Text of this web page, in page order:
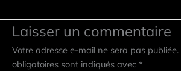
Laisser un commentaire
Votre adresse e-mail ne sera pas publiée.
obligatoires sont indiqués avec *